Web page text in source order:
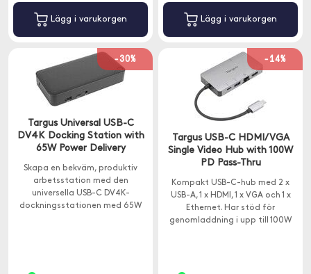
Lägg i varukorgen Lägg i varukorgen
-30%
Targus Universal USB-C
DV4K Docking Station with
65W Power Delivery
Skapa en bekväm, produktiv
arbetsstation med den
universella USB-C DV4K-
dockningsstationen med 65W
-14%
Targus USB-C HDMI/VGA
Single Video Hub with 100W
PD Pass-Thru
Kompakt USB-C-hub med 2 x
USB-A, 1 x HDMI, 1 x VGA och 1 x
Ethernet. Har stöd för
genomladdning i upp till 100W